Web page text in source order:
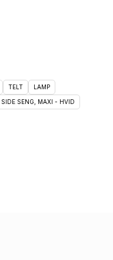
TELT LAMP
SIDE SENG, MAXI - HVID